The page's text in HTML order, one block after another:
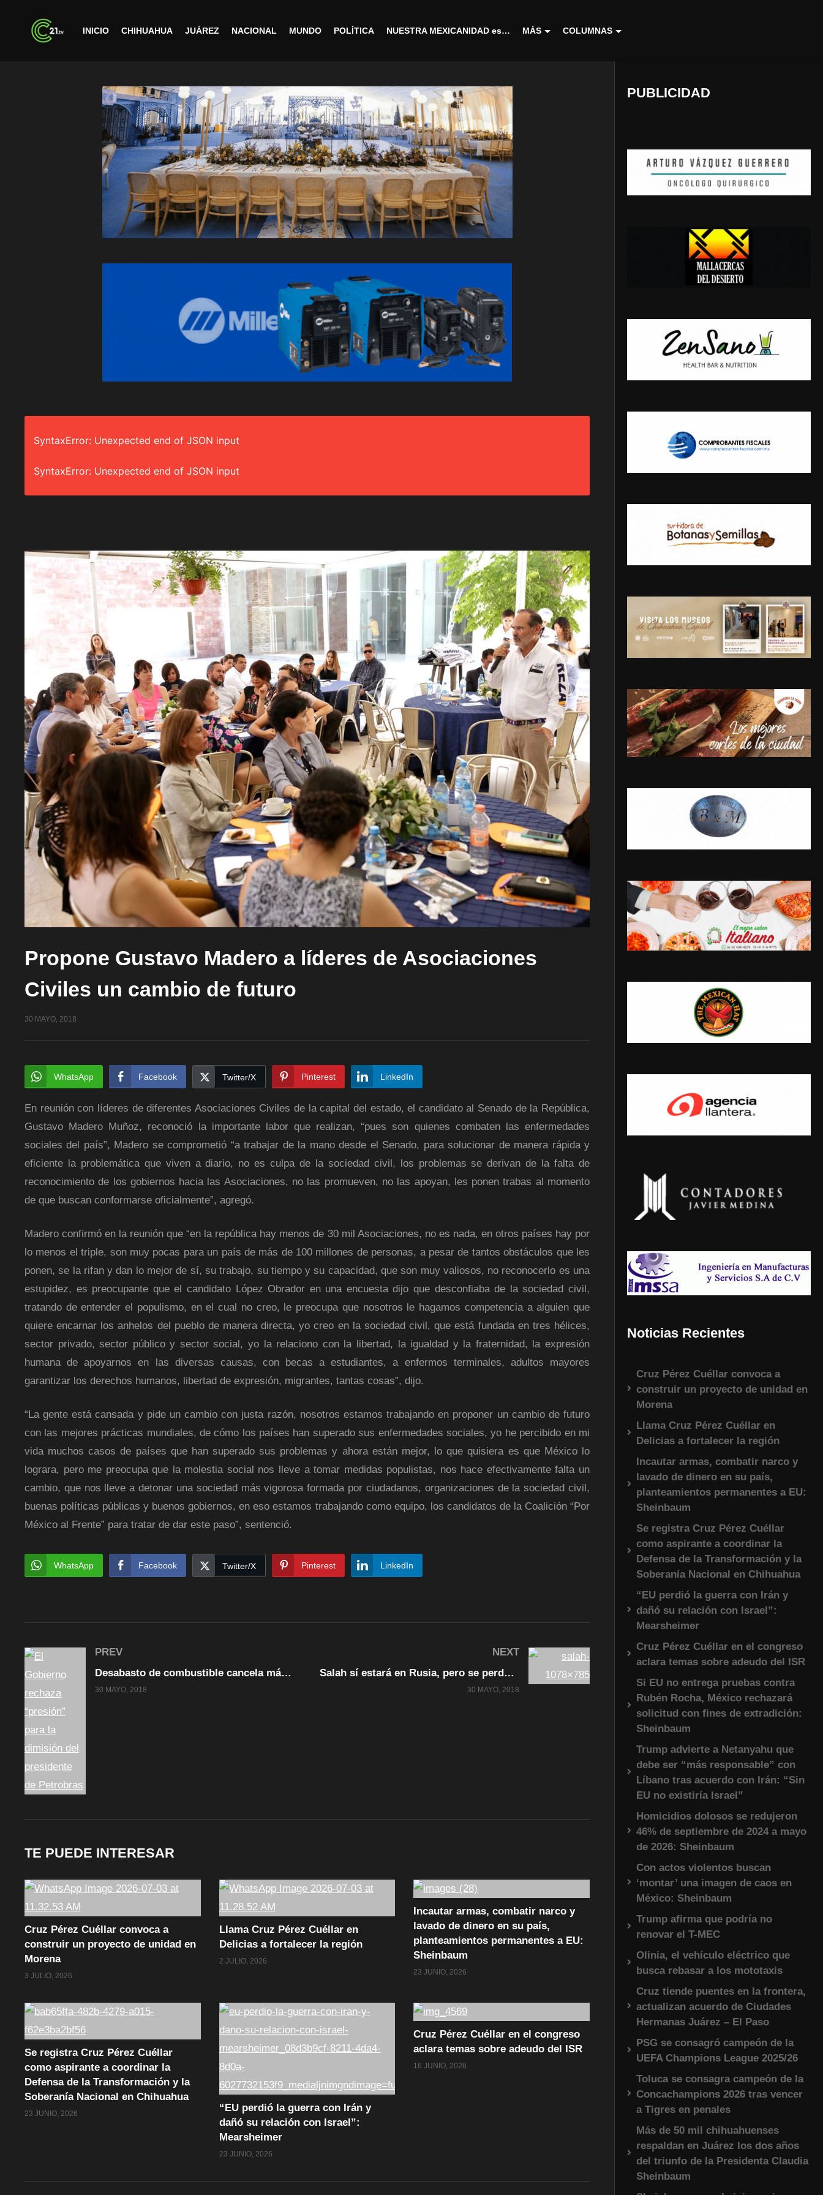
INICIO CHIHUAHUA JUÁREZ NACIONAL MUNDO POLÍTICA NUESTRA MEXICANIDAD es… MÁS COLUMNAS
SyntaxError: Unexpected end of JSON input
SyntaxError: Unexpected end of JSON input
Propone Gustavo Madero a líderes de Asociaciones
Civiles un cambio de futuro
30 MAYO, 2018
WhatsApp Facebook Twitter/X Pinterest LinkedIn
En reunión con líderes de diferentes Asociaciones Civiles de la capital del estado, el candidato al Senado de la República,
Gustavo Madero Muñoz, reconoció la importante labor que realizan, “pues son quienes combaten las enfermedades
sociales del país”, Madero se comprometió “a trabajar de la mano desde el Senado, para solucionar de manera rápida y
eficiente la problemática que viven a diario, no es culpa de la sociedad civil, los problemas se derivan de la falta de
reconocimiento de los gobiernos hacia las Asociaciones, no las promueven, no las apoyan, les ponen trabas al momento
de que buscan conformarse oficialmente”, agregó.
Madero confirmó en la reunión que “en la república hay menos de 30 mil Asociaciones, no es nada, en otros países hay por
lo menos el triple, son muy pocas para un país de más de 100 millones de personas, a pesar de tantos obstáculos que les
ponen, se la rifan y dan lo mejor de sí, su trabajo, su tiempo y su capacidad, que son muy valiosos, no reconocerlo es una
estupidez, es preocupante que el candidato López Obrador en una encuesta dijo que desconfiaba de la sociedad civil,
tratando de entender el populismo, en el cual no creo, le preocupa que nosotros le hagamos competencia a alguien que
quiere encarnar los anhelos del pueblo de manera directa, yo creo en la sociedad civil, que está fundada en tres hélices,
sector privado, sector público y sector social, yo la relaciono con la libertad, la igualdad y la fraternidad, la expresión
humana de apoyarnos en las diversas causas, con becas a estudiantes, a enfermos terminales, adultos mayores
garantizar los derechos humanos, libertad de expresión, migrantes, tantas cosas”, dijo.
“La gente está cansada y pide un cambio con justa razón, nosotros estamos trabajando en proponer un cambio de futuro
con las mejores prácticas mundiales, de cómo los países han superado sus enfermedades sociales, yo he percibido en mi
vida muchos casos de países que han superado sus problemas y ahora están mejor, lo que quisiera es que México lo
lograra, pero me preocupa que la molestia social nos lleve a tomar medidas populistas, nos hace efectivamente falta un
cambio, que nos lleve a detonar una sociedad más vigorosa formada por ciudadanos, organizaciones de la sociedad civil,
buenas políticas públicas y buenos gobiernos, en eso estamos trabajando como equipo, los candidatos de la Coalición “Por
México al Frente” para tratar de dar este paso”, sentenció.
WhatsApp Facebook Twitter/X Pinterest LinkedIn
PREV
Desabasto de combustible cancela más de 270 vuelos en Brasil
30 MAYO, 2018
NEXT
Salah sí estará en Rusia, pero se perdería el debut ante Uruguay
30 MAYO, 2018
TE PUEDE INTERESAR
Cruz Pérez Cuéllar convoca a
construir un proyecto de unidad en
Morena
3 JULIO, 2026
Llama Cruz Pérez Cuéllar en
Delicias a fortalecer la región
2 JULIO, 2026
Incautar armas, combatir narco y
lavado de dinero en su país,
planteamientos permanentes a EU:
Sheinbaum
23 JUNIO, 2026
Se registra Cruz Pérez Cuéllar
como aspirante a coordinar la
Defensa de la Transformación y la
Soberanía Nacional en Chihuahua
23 JUNIO, 2026
“EU perdió la guerra con Irán y
dañó su relación con Israel”:
Mearsheimer
23 JUNIO, 2026
Cruz Pérez Cuéllar en el congreso
aclara temas sobre adeudo del ISR
16 JUNIO, 2026
PUBLICIDAD
Noticias Recientes
Cruz Pérez Cuéllar convoca a
construir un proyecto de unidad en
Morena
Llama Cruz Pérez Cuéllar en
Delicias a fortalecer la región
Incautar armas, combatir narco y
lavado de dinero en su país,
planteamientos permanentes a EU:
Sheinbaum
Se registra Cruz Pérez Cuéllar
como aspirante a coordinar la
Defensa de la Transformación y la
Soberanía Nacional en Chihuahua
“EU perdió la guerra con Irán y
dañó su relación con Israel”:
Mearsheimer
Cruz Pérez Cuéllar en el congreso
aclara temas sobre adeudo del ISR
Si EU no entrega pruebas contra
Rubén Rocha, México rechazará
solicitud con fines de extradición:
Sheinbaum
Trump advierte a Netanyahu que
debe ser “más responsable” con
Líbano tras acuerdo con Irán: “Sin
EU no existiría Israel”
Homicidios dolosos se redujeron
46% de septiembre de 2024 a mayo
de 2026: Sheinbaum
Con actos violentos buscan
‘montar’ una imagen de caos en
México: Sheinbaum
Trump afirma que podría no
renovar el T-MEC
Olinia, el vehículo eléctrico que
busca rebasar a los mototaxis
Cruz tiende puentes en la frontera,
actualizan acuerdo de Ciudades
Hermanas Juárez – El Paso
PSG se consagró campeón de la
UEFA Champions League 2025/26
Toluca se consagra campeón de la
Concachampions 2026 tras vencer
a Tigres en penales
Más de 50 mil chihuahuenses
respaldan en Juárez los dos años
del triunfo de la Presidenta Claudia
Sheinbaum